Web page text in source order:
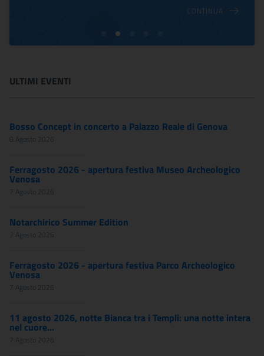
CONTINUA
ULTIMI EVENTI
Bosso Concept in concerto a Palazzo Reale di Genova
8 Agosto 2026
Ferragosto 2026 - apertura festiva Museo Archeologico
Venosa
7 Agosto 2026
Notarchirico Summer Edition
7 Agosto 2026
Ferragosto 2026 - apertura festiva Parco Archeologico
Venosa
7 Agosto 2026
11 agosto 2026, notte Bianca tra i Templi: una notte intera
nel cuore...
7 Agosto 2026